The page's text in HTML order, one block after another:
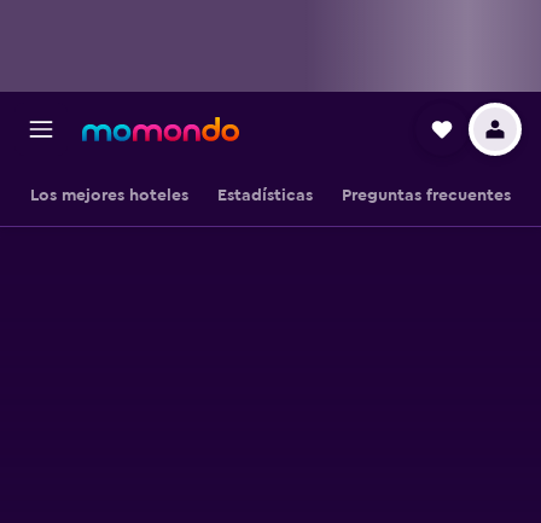
Los mejores hoteles Estadísticas Preguntas frecuentes